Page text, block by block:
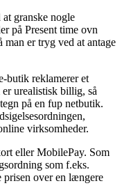
granske nogle
på Present time ovn
man er tryg ved at antage
butik reklamerer et
urealistisk billig, så
på en fup netbutik.
virksomheder.
eller MobilePay. Som
som f.eks.
over en længere